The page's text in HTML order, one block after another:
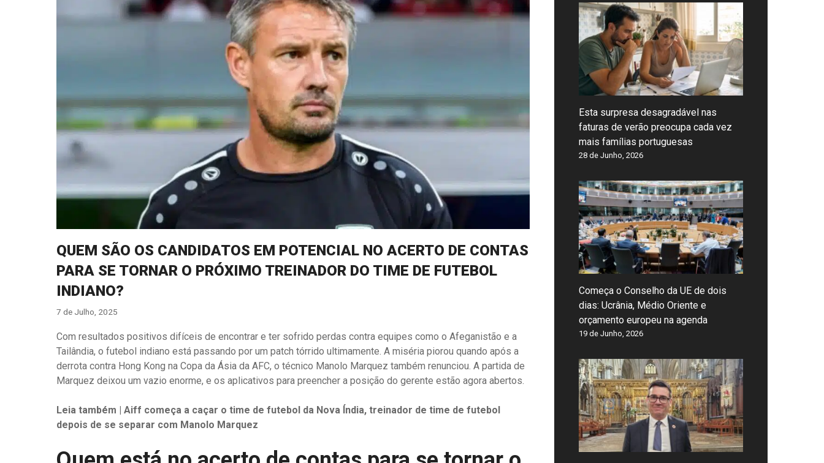
QUEM SÃO OS CANDIDATOS EM POTENCIAL NO ACERTO DE CONTAS
PARA SE TORNAR O PRÓXIMO TREINADOR DO TIME DE FUTEBOL
INDIANO?
7 de Julho, 2025
Com resultados positivos difíceis de encontrar e ter sofrido perdas contra equipes como o Afeganistão e a
Tailândia, o futebol indiano está passando por um patch tórrido ultimamente. A miséria piorou quando após a
derrota contra Hong Kong na Copa da Ásia da AFC, o técnico Manolo Marquez também renunciou. A partida de
Marquez deixou um vazio enorme, e os aplicativos para preencher a posição do gerente estão agora abertos.
Leia também | Aiff começa a caçar o time de futebol da Nova Índia, treinador de time de futebol
depois de se separar com Manolo Marquez
Esta surpresa desagradável nas
faturas de verão preocupa cada vez
mais famílias portuguesas
28 de Junho, 2026
Começa o Conselho da UE de dois
dias: Ucrânia, Médio Oriente e
orçamento europeu na agenda
19 de Junho, 2026